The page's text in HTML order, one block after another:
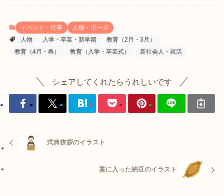
イベント・行事
人物・ポーズ
人物
入学・卒業・新学期
教育（2月・3月）
教育（4月・春）
教育（入学・卒業式） 新社会人・就活
シェアしてくれたらうれしいです
式典挨拶のイラスト
藁に入った納豆のイラスト